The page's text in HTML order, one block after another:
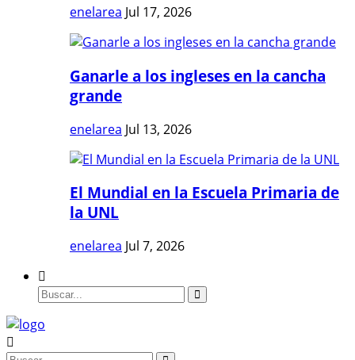
enelarea Jul 17, 2026
Ganarle a los ingleses en la cancha
grande
enelarea Jul 13, 2026
El Mundial en la Escuela Primaria de
la UNL
enelarea Jul 7, 2026